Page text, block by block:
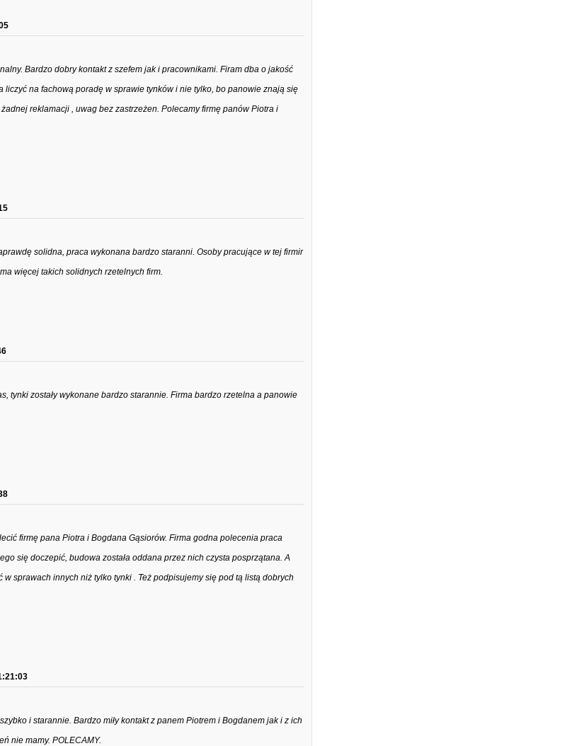
Bardzo dobry kontakt z szefem jak i pracownikami. Firam dba o jakość
liczyć na fachową poradę w sprawie tynków i nie tylko, bo panowie znają się
reklamacji , uwag bez zastrzeżen. Polecamy firmę panów Piotra i
solidna, praca wykonana bardzo staranni. Osoby pracujące w tej firmir
więcej takich solidnych rzetelnych firm.
tynki zostały wykonane bardzo starannie. Firma bardzo rzetelna a panowie
firmę pana Piotra i Bogdana Gąsiorów. Firma godna polecenia praca
się doczepić, budowa została oddana przez nich czysta posprzątana. A
sprawach innych niż tylko tynki . Też podpisujemy się pod tą listą dobrych
i starannie. Bardzo miły kontakt z panem Piotrem i Bogdanem jak i z ich
nie mamy. POLECAMY.